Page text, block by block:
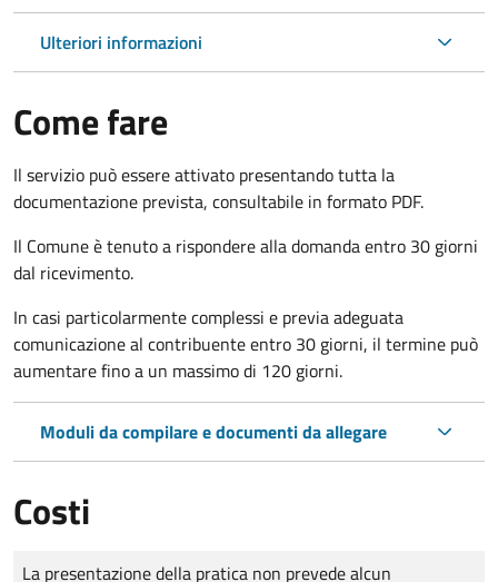
Ulteriori informazioni
Come fare
Il servizio può essere attivato presentando tutta la
documentazione prevista, consultabile in formato PDF.
Il Comune è tenuto a rispondere alla domanda entro 30 giorni
dal ricevimento.
In casi particolarmente complessi e previa adeguata
comunicazione al contribuente entro 30 giorni, il termine può
aumentare fino a un massimo di 120 giorni.
Moduli da compilare e documenti da allegare
Costi
Tipo di pagamento
Importo
La presentazione della pratica non prevede alcun